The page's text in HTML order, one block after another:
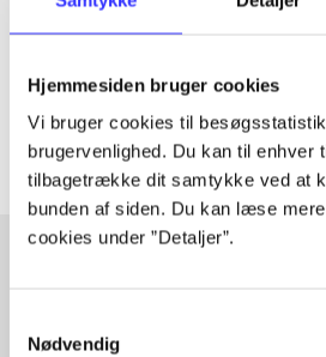
Hjemmesiden bruger cookies
Vi bruger cookies til
brugervenlighed. Du kan til enhver
tilbagetrække dit samtykke ved at
bunden af siden. Du kan læse
cookies under ”Detaljer”.
Nødvendig
lorem ipsum dolor sit amet
Artiklerne i handler ofte om
Fra